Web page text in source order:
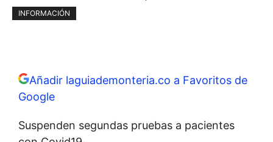
INFORMACIÓN
Añadir laguiademonteria.co a Favoritos de
Google
Suspenden segundas pruebas a pacientes